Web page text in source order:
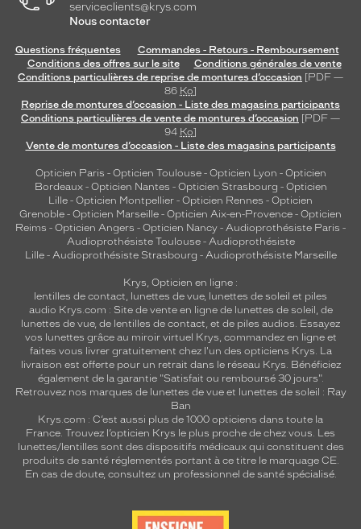
serviceclients@krys.com
Nous contacter
Questions fréquentes
Commandes - Retours - Remboursement
Conditions des offres sur le site
Conditions générales de vente
Conditions particulières de reprise de montures d’occasion [PDF —
86 Ko]
Reprise de montures d’occasion - Liste des magasins participants
Conditions particulières de vente de montures d’occasion [PDF —
94 Ko]
Vente de montures d’occasion - Liste des magasins participants
Opticien Paris - Opticien Toulouse- Opticien Lyon - Opticien
Bordeaux- Opticien Nantes - Opticien Strasbourg - Opticien
Lille - Opticien Montpellier - Opticien Rennes - Opticien
Grenoble - Opticien Marseille - Opticien Aix-en-Provence - Opticien
Reims - Opticien Angers - Opticien Nancy - Audioprothésiste Paris -
Audioprothésiste Toulouse- Audioprothésiste
Lille- Audioprothésiste Strasbourg - Audioprothésiste Marseille
Krys, Opticien en ligne :
lentilles de contact, lunettes de vue, lunettes de soleil et piles
audio Krys.com : Site de vente en ligne de lunettes de soleil, de
lunettes de vue, de lentilles de contact, et de piles audios. Essayez
vos lunettes grâce au miroir virtuel Krys, commandez en ligne et
faites vous livrer gratuitement chez l'un des opticiens Krys. La
livraison est offerte pour un retrait dans le réseau Krys. Bénéficiez
également de la garantie "Satisfait ou remboursé 30 jours".
Retrouvez nos marques de lunettes de vue et lunettes de soleil : Ray
Ban
Krys.com : C’est aussi plus de 1000 opticiens dans toute la
France. Trouvez l’opticien Krys le plus proche de chez vous. Les
lunettes/lentilles sont des dispositifs médicaux qui constituent des
produits de santé réglementés portant à ce titre le marquage CE.
En cas de doute, consultez un professionnel de santé spécialisé.